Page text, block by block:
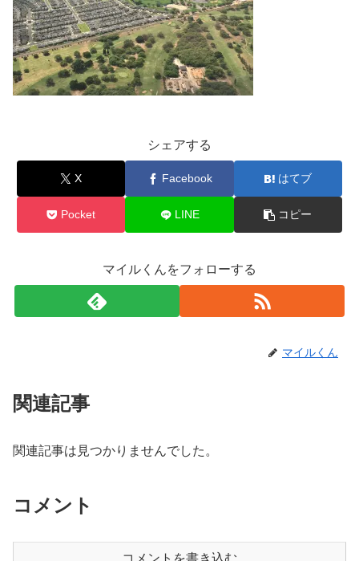
シェアする
X Facebook はてブ
Pocket LINE コピー
マイルくんをフォローする
マイルくん
関連記事
関連記事は見つかりませんでした。
コメント
コメントを書き込む